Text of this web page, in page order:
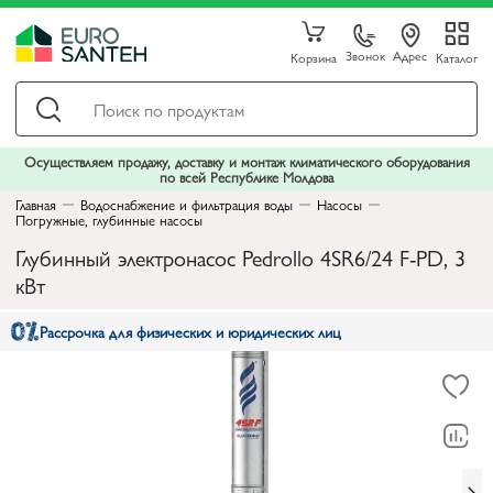
Корзина Звонок Адрес Каталог
Осуществляем продажу, доставку и монтаж климатического оборудования
по всей Республике Молдова
Главная
Водоснабжение и фильтрация воды Насосы
Погружные, глубинные насосы
Глубинный электронасос Pedrollo 4SR6/24 F-PD, 3
кВт
Рассрочка для физических и юридических лиц